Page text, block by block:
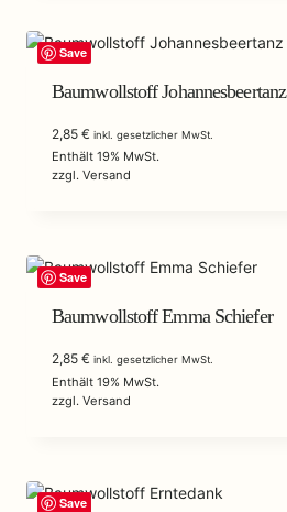
Save
Baumwollstoff Johannesbeertanz
2,85 € inkl. gesetzlicher MwSt.
Enthält 19% MwSt.
zzgl. Versand
Save
Baumwollstoff Emma Schiefer
2,85 € inkl. gesetzlicher MwSt.
Enthält 19% MwSt.
zzgl. Versand
Save